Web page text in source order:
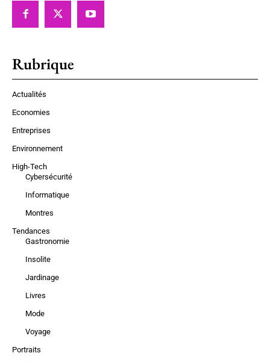
Rubrique
Actualités
Economies
Entreprises
Environnement
High-Tech
Cybersécurité
Informatique
Montres
Tendances
Gastronomie
Insolite
Jardinage
Livres
Mode
Voyage
Portraits